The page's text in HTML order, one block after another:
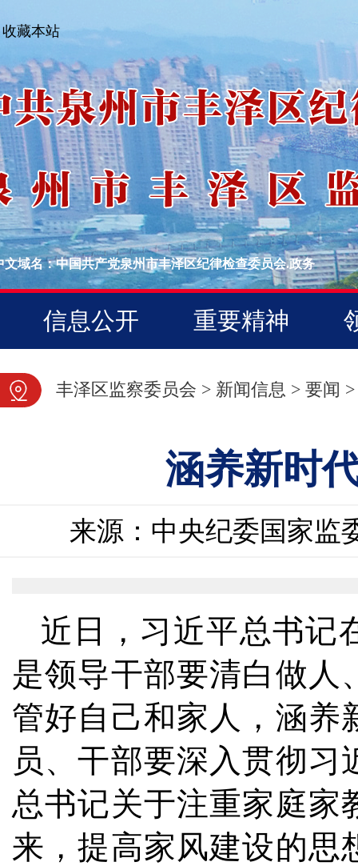
收藏本站
文域名：中国共产党泉州市丰泽区纪律检查委员会.政务
信息公开 重要精神
图片新闻
丰泽区监察委员会 > 新闻信息 > 要闻 >
涵养新时
来源：中央纪委国家监
近日，习近平总书记
是领导干部要清白做人
管好自己和家人，涵养
员、干部要深入贯彻
总书记关于注重家庭家
来，提高家风建设的思